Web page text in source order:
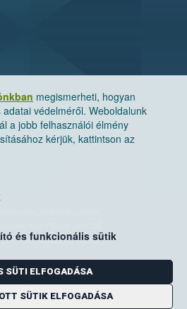
megismerheti, hogyan
védelméről. Weboldalunk
a jobb felhasználói élmény
kérjük, kattintson az
és funkcionális sütik
SÜTI ELFOGADÁSA
SÜTIK ELFOGADÁSA
biztonsági Hivatal
1525 Budapest. Pf. 30.
06-80/263-244
06-1/ 336-9000